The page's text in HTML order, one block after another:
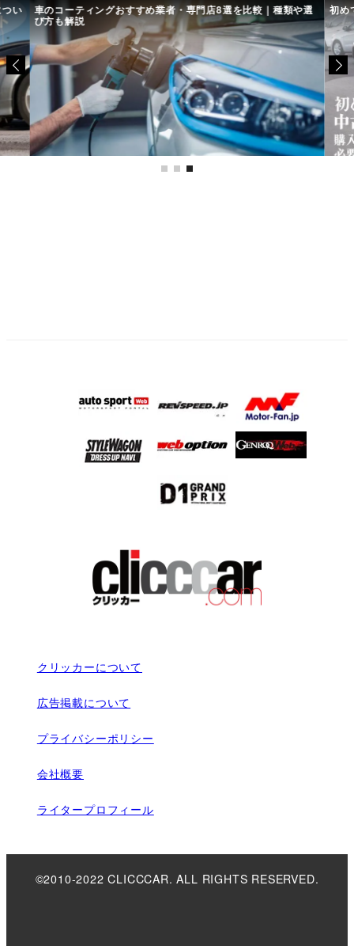
い 車のコーティングおすすめ業者・専門店8選を比較｜種類や選
び方も解説
初め
クリッカーについて
広告掲載について
プライバシーポリシー
会社概要
ライタープロフィール
©2010-2022 CLICCCAR. ALL RIGHTS RESERVED.